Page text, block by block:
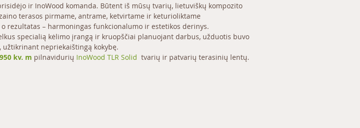
ir InoWood komanda. Būtent iš mūsų tvarių, lietuviškų kompozito
terasos pirmame, antrame, ketvirtame ir keturioliktame
rezultatas – harmoningas funkcionalumo ir estetikos derinys.
specialią kėlimo įrangą ir kruopščiai planuojant darbus, užduotis buvo
nepriekaištingą kokybę.
kv. m pilnavidurių InoWood TLR Solid tvarių ir patvarių terasinių lentų.